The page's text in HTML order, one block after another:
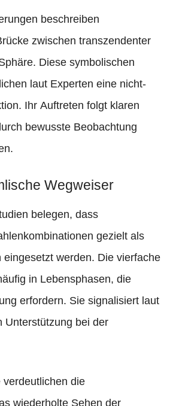
beschreiben
zwischen transzendenter
Diese symbolischen
laut Experten eine nicht-
Ihr Auftreten folgt klaren
bewusste Beobachtung
Wegweiser
belegen, dass
gezielt als
eingesetzt werden. Die vierfache
in Lebensphasen, die
erfordern. Sie signalisiert laut
Unterstützung bei der
verdeutlichen die
wiederholte Sehen der